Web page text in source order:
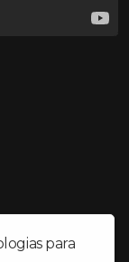
para